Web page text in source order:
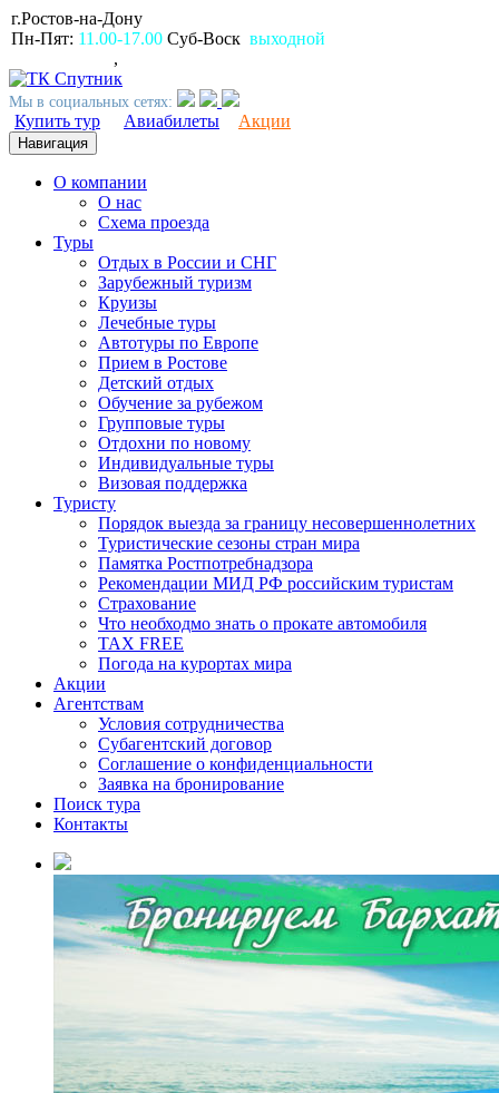
г.Ростов-на-Дону
Пн-Пят: 11.00-17.00 Суб-Воск выходной
,
Мы в социальных сетях:
Купить тур Авиабилеты Акции
Навигация
О компании
О нас
Схема проезда
Туры
Отдых в России и СНГ
Зарубежный туризм
Круизы
Лечебные туры
Автотуры по Европе
Прием в Ростове
Детский отдых
Обучение за рубежом
Групповые туры
Отдохни по новому
Индивидуальные туры
Визовая поддержка
Туристу
Порядок выезда за границу несовершеннолетних
Туристические сезоны стран мира
Памятка Ростпотребнадзора
Рекомендации МИД РФ российским туристам
Страхование
Что необходмо знать о прокате автомобиля
TAX FREE
Погода на курортах мира
Акции
Агентствам
Условия сотрудничества
Субагентский договор
Соглашение о конфиденциальности
Заявка на бронирование
Поиск тура
Контакты